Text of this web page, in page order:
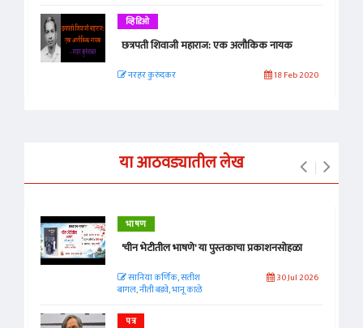
व्हिडिओ
छत्रपती शिवाजी महाराज: एक अलौकिक नायक
नरहर कुरुंदकर 18 Feb 2020
या आठवड्यातील लेख
भाषण
'चीन भेटीतील भाषणे' या पुस्तकाचा प्रकाशनसोहळा
सानिया कर्णिक, सतीश
बागल, नीती बडवे, भानू काळे
30 Jul 2026
पत्र